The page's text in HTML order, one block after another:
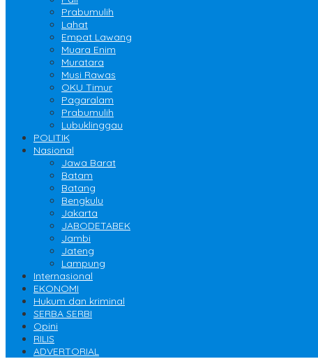
Prabumulih
Lahat
Empat Lawang
Muara Enim
Muratara
Musi Rawas
OKU Timur
Pagaralam
Prabumulih
Lubuklinggau
POLITIK
Nasional
Jawa Barat
Batam
Batang
Bengkulu
Jakarta
JABODETABEK
Jambi
Jateng
Lampung
Internasional
EKONOMI
Hukum dan kriminal
SERBA SERBI
Opini
RILIS
ADVERTORIAL